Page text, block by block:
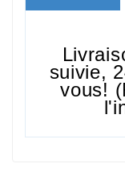
suivie,
vous!